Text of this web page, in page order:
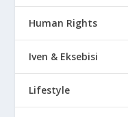
Human Rights
Iven & Eksebisi
Lifestyle